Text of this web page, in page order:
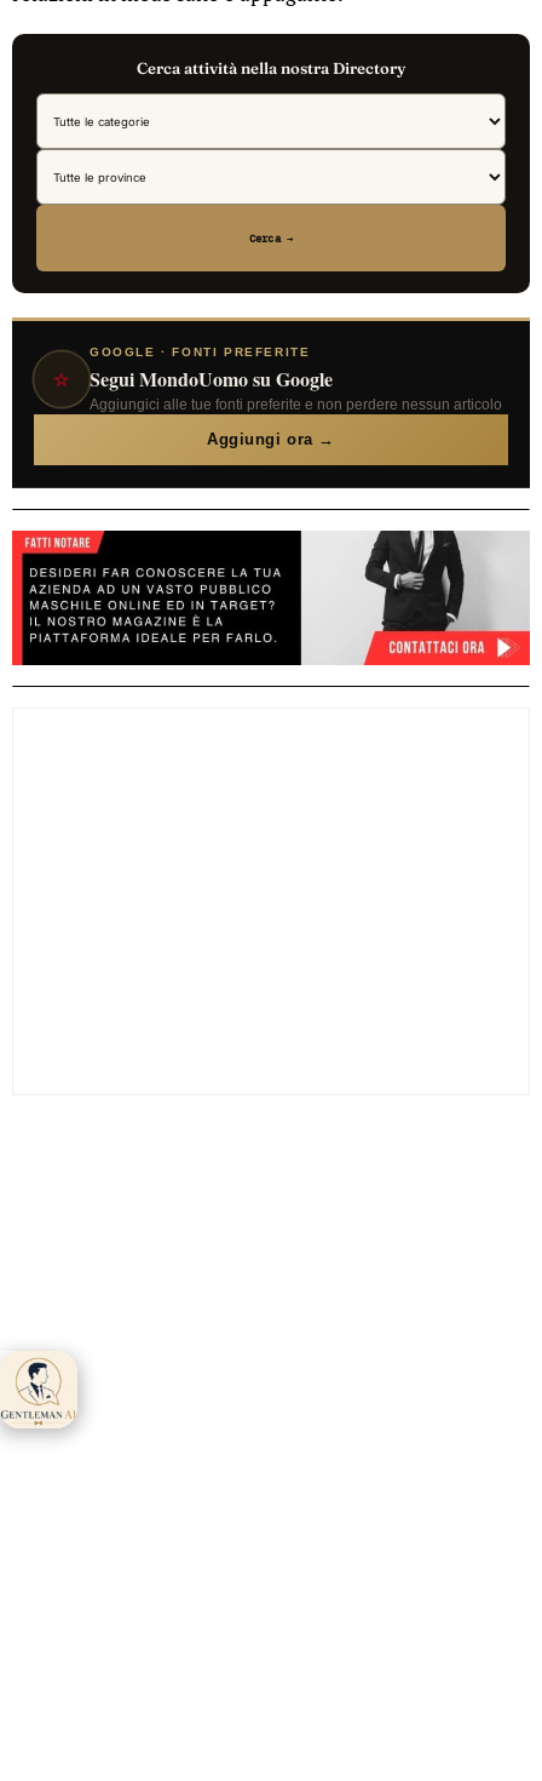
Cerca attività nella nostra Directory
Cerca →
⭐
GOOGLE · FONTI PREFERITE
Segui MondoUomo su Google
Aggiungici alle tue fonti preferite e non perdere nessun articolo
Aggiungi ora →